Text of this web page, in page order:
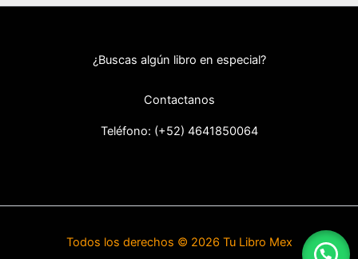
¿Buscas algún libro en especial?
Contactanos
Teléfono: (+52) 4641850064
Todos los derechos © 2026 Tu Libro Mex